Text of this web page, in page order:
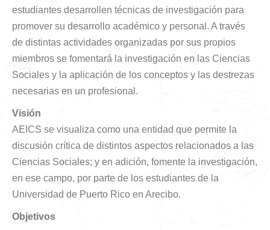
estudiantes desarrollen técnicas de investigación para
promover su desarrollo académico y personal. A través
de distintas actividades organizadas por sus propios
miembros se fomentará la investigación en las Ciencias
Sociales y la aplicación de los conceptos y las destrezas
necesarias en un profesional.
Visión
AEICS se visualiza como una entidad que permite la
discusión crítica de distintos aspectos relacionados a las
Ciencias Sociales; y en adición, fomente la investigación,
en ese campo, por parte de los estudiantes de la
Universidad de Puerto Rico en Arecibo.
Objetivos